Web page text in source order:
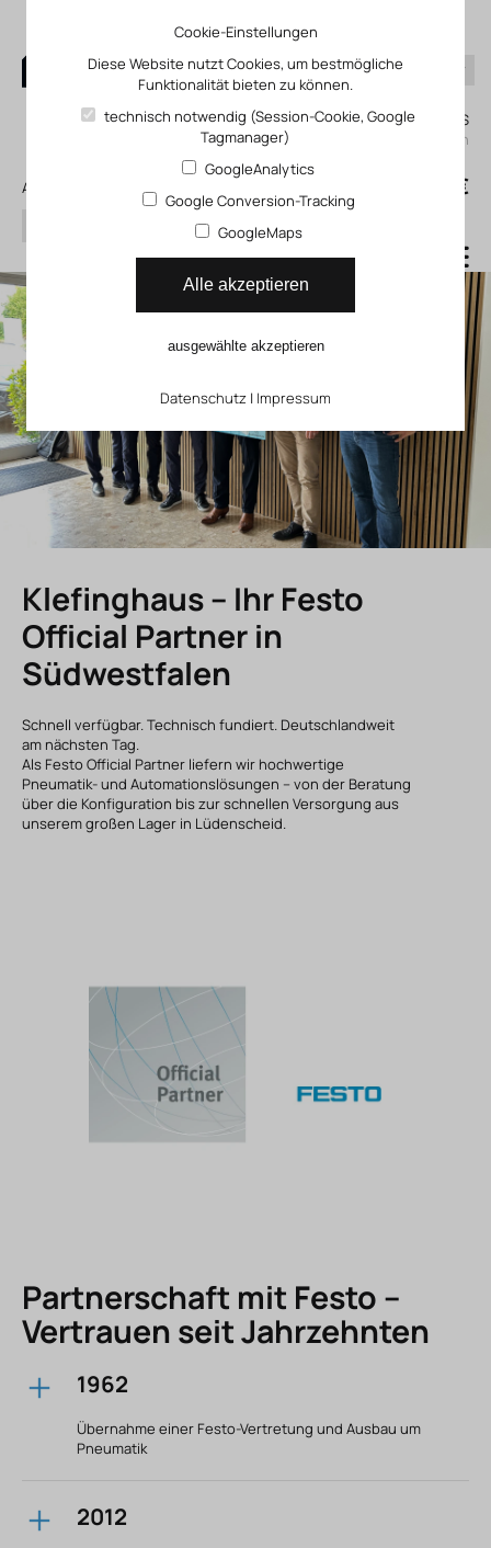
0
Mein KLEFINGHAUS
einloggen
Alle Produkte
Suchen
0,00 €
Klefinghaus– Ihr Festo
Official Partner in
Südwestfalen
Schnell verfügbar. Technisch fundiert. Deutschlandweit
am nächsten Tag.
Als Festo Official Partner liefern wir hochwertige
Pneumatik- und Automationslösungen – von der Beratung
über die Konfiguration bis zur schnellen Versorgung aus
unserem großen Lager in Lüdenscheid.
Partnerschaft mit Festo –
Vertrauen seit Jahrzehnten
1962
Übernahme einer Festo-Vertretung und Ausbau um
Pneumatik
2012
Cookie-Einstellungen
Diese Website nutzt Cookies, um bestmögliche
Funktionalität bieten zu können.
technisch notwendig (Session-Cookie, Google
Tagmanager)
GoogleAnalytics
Google Conversion-Tracking
GoogleMaps
Alle akzeptieren
ausgewählte akzeptieren
Datenschutz | Impressum